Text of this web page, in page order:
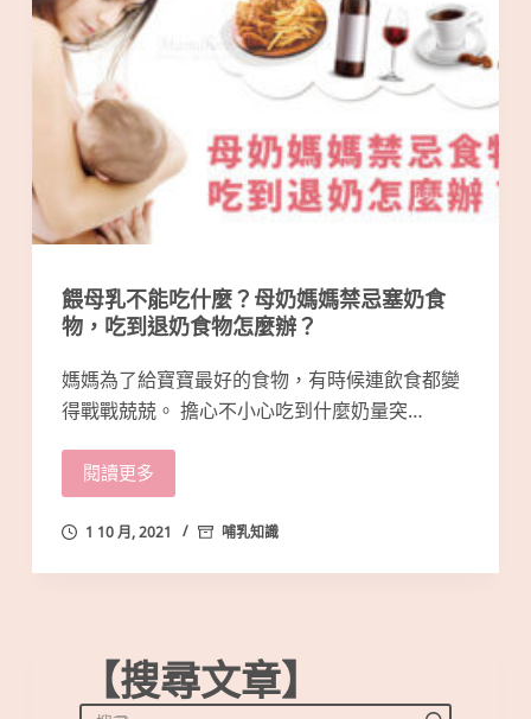
餵母乳不能吃什麼？母奶媽媽禁忌塞奶食
物，吃到退奶食物怎麼辦？
媽媽為了給寶寶最好的食物，有時候連飲食都變
得戰戰兢兢。 擔心不小心吃到什麼奶量突…
閱讀更多
1 10 月, 2021 哺乳知識
【搜尋文章】